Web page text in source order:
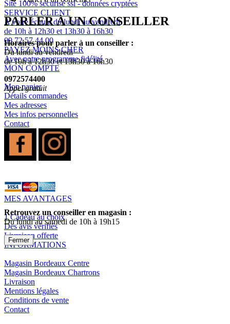
Site 100% sécurisé ssl - données cryptées
SERVICE CLIENT
A votre écoute du lundi au vendredi
de 10h à 12h30 et 13h30 à 16h30
09 72 57 44 00
PAYEZ MOINS CHER
Avec notre programme fidélité
MON COMPTE
Mon panier
Détails commandes
Mes adresses
Mes infos personnelles
Contact
MES AVANTAGES
1 Cadeau au choix
Des avis vérifiés
Livraison offerte
INFORMATIONS
Magasin Bordeaux Centre
Magasin Bordeaux Chartrons
Livraison
Mentions légales
Conditions de vente
Contact
PARLER À UN CONSEILLER
Horaires pour parler à un conseiller :
Du lundi au vendredi
de 10h à 12h30 et 13h30 à 16h30
0972574400
Appel gratuit
Retrouvez un conseiller en magasin :
Du lundi au samedi de 10h à 19h15
Fermer